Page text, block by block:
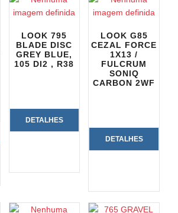
LOOK 795
BLADE DISC
GREY BLUE,
105 DI2 , R38
DETALHES
LOOK G85
CEZAL FORCE
1X13 /
FULCRUM
SONIQ
CARBON 2WF
DETALHES